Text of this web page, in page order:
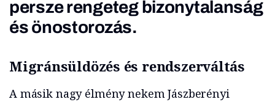
persze rengeteg bizonytalanság
és önostorozás.
Migránsüldözés és rendszerváltás
A másik nagy élmény nekem Jászberényi